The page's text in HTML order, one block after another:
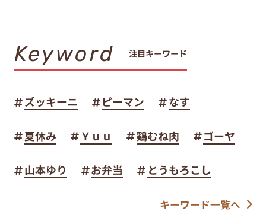
Keyword 注目キーワード
ズッキーニ ピーマン なす
夏休み Ｙｕｕ 鶏むね肉 ゴーヤ
山本ゆり お弁当 とうもろこし
キーワード一覧へ